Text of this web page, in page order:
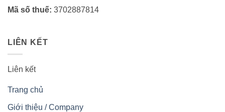
Mã số thuế: 3702887814
LIÊN KẾT
Liên kết
Trang chủ
Giới thiệu / Company